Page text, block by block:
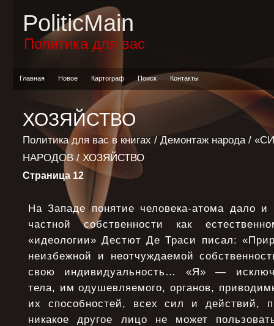
PoliticMain
Политика для вас
Главная Новое Картограф Поиск Контакты
ХОЗЯЙСТВО
Политика для вас в книгах / Демонтаж народа/
НАРОДОВ/ ХОЗЯЙСТВО
Страница 12
На Западе понятие человека-атома дало и
частной собственности как
«идеологии» Дестют Де Траси писал:
неизбежной и неотчуждаемой
свою индивидуальность… «Я» —
тела, им одушевляемого, органов,
их способностей, всех сил и действий,
никакое другое лицо не может